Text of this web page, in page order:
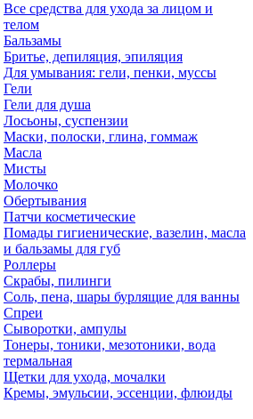
Все средства для ухода за лицом и
телом
Бальзамы
Бритье, депиляция, эпиляция
Для умывания: гели, пенки, муссы
Гели
Гели для душа
Лосьоны, суспензии
Маски, полоски, глина, гоммаж
Масла
Мисты
Молочко
Обертывания
Патчи косметические
Помады гигиенические, вазелин, масла
и бальзамы для губ
Роллеры
Скрабы, пилинги
Соль, пена, шары бурлящие для ванны
Спреи
Сыворотки, ампулы
Тонеры, тоники, мезотоники, вода
термальная
Щетки для ухода, мочалки
Кремы, эмульсии, эссенции, флюиды